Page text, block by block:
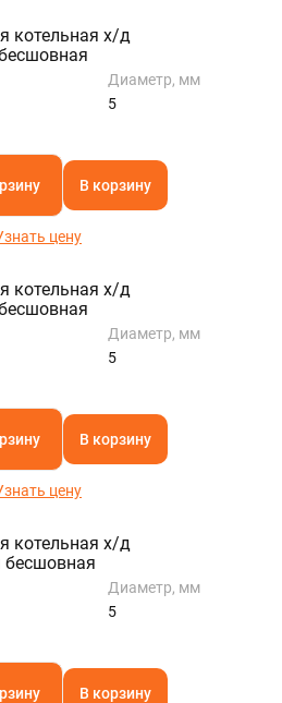
котельная х/д
Диаметр, мм
5
В корзину
цену
котельная х/д
Диаметр, мм
5
В корзину
цену
котельная х/д
бесшовная
Диаметр, мм
5
В корзину